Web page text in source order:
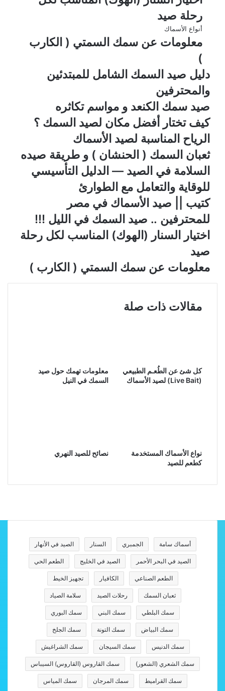
رحلة صيد
أنواع الأسماك
معلومات عن سمك السمتي ( الكارب
)
دليل صيد السمك الشامل للمبتدئين
والمحترفين
صيد سمك الكنعد و مواسم تكاثره
كيف تختار أفضل مكان لصيد السمك ؟
الرياح المناسبة لصيد الأسماك
ثعبان السمك ( الحنشان ) و طريقة صيده
السلامة في الصيد — الدليل التأسيسي
للوقاية والتعامل مع الطوارئ
كتيب || صيد الأسماك في مصر
للمحترفين .. صيد السمك في الليل !!!
اختيار السنار (الهوك) المناسب لكل رحلة
صيد
معلومات عن سمك السمتي ( الكارب )
مقالات ذات صلة
معلومات تهمك حول صيد
السمك في النيل
كل شئ عن الطُعـم الطبيعي
(Live Bait) لصيد الأسماك
نصائح للصيد النهري
نواع الأسماك المستخدمة
كطعم للصيد
أسماك سامة الجمبري السنار الصيد في الأنهار
الصيد في البحر الأحمر الصيد في الخليج الطعم الحي
الطعم الصناعي الكافيار تجهيز الخيط
ثعبان السمك رحلات الصيد سلامة الصياد
سمك البلطي سمك البني سمك البوري
سمك البياض سمك التونة سمك الجلخ
سمك الدنيس سمك السيجان سمك الشراغيش
سمك الشعري (الشعور) سمك القاروس (القاروس) السيباس
سمك القراميط سمك المرجان سمك المياس